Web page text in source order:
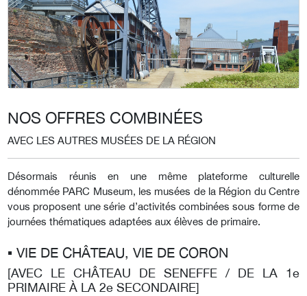
NOS OFFRES COMBINÉES
AVEC LES AUTRES MUSÉES DE LA RÉGION
Désormais réunis en une même plateforme culturelle
dénommée PARC Museum, les musées de la Région du Centre
vous proposent une série d’activités combinées sous forme de
journées thématiques adaptées aux élèves de primaire.
▪︎ VIE DE CHÂTEAU, VIE DE CORON
[AVEC LE CHÂTEAU DE SENEFFE / DE LA 1e
PRIMAIRE À LA 2e SECONDAIRE]